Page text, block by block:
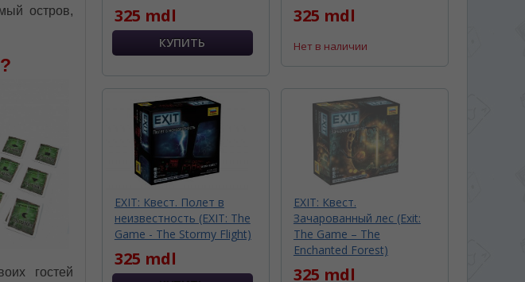
остров,
гостей
325 mdl 325 mdl
Нет в наличии
EXIT: Квест. Полет в
неизвестность (EXIT: The
Game - The Stormy Flight)
325 mdl
EXIT: Квест.
Зачарованный лес (Exit:
The Game – The
Enchanted Forest)
325 mdl